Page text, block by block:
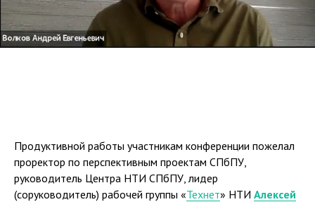
Продуктивной работы участникам конференции пожелал
проректор по перспективным проектам СПбПУ,
руководитель Центра НТИ СПбПУ, лидер
(соруководитель) рабочей группы «Технет» НТИ Алексей